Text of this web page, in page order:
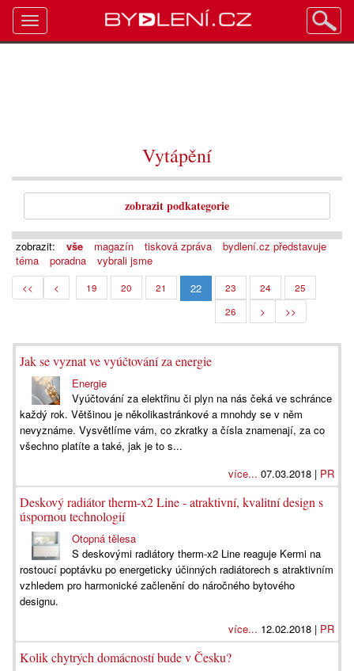
Vytápění
zobrazit podkategorie
zobrazit: vše magazín tisková zpráva
bydlení.cz představuje
téma
poradna vybrali jsme
<< < 19 20 21 22 23 24
25
26
> >>
Jak se vyznat ve vyúčtování za energie
Energie
Vyúčtování za elektřinu či plyn na nás čeká ve schránce
každý rok. Většinou je několikastránkové a mnohdy se v něm
nevyznáme. Vysvětlíme vám, co zkratky a čísla znamenají, za co
všechno platíte a také, jak je to s...
více... 07.03.2018 | PR
Deskový radiátor therm-x2 Line - atraktivní, kvalitní design s
úspornou technologií
Otopná tělesa
S deskovými radiátory therm-x2 Line reaguje Kermi na
rostoucí poptávku po energeticky účinných radiátorech s atraktivním
vzhledem pro harmonické začlenění do náročného bytového
designu.
více... 12.02.2018 | PR
Kolik chytrých domácností bude v Česku?
Toggle
navigation